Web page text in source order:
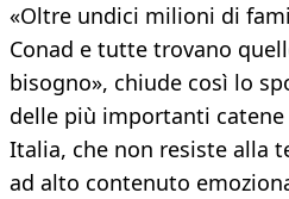
«Oltre undici milioni di
Conad e tutte trovano
bisogno», chiude così lo
delle più importanti
Italia, che non resiste alla
ad alto contenuto